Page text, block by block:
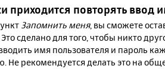
приходится повторять ввод
Запомнить меня, вы сможете
сделано для того, чтобы никто
имя пользователя и пароль
рекомендуется делать это на